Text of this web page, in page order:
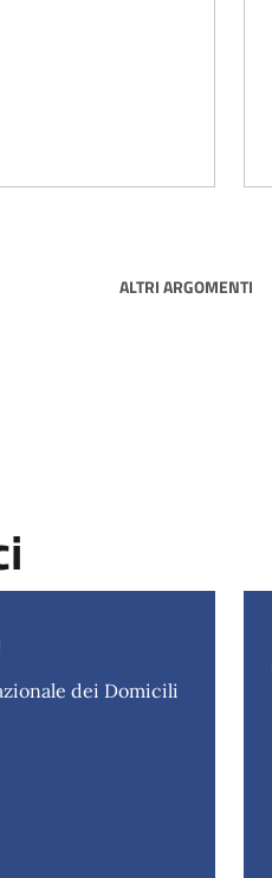
ALTRI ARGOMENTI
dei Domicili